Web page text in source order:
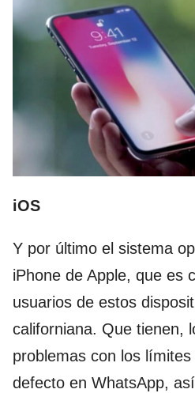
iOS
Y por último el sistema
iPhone de Apple, que es
usuarios de estos
californiana. Que tienen,
problemas con los
defecto en WhatsApp,